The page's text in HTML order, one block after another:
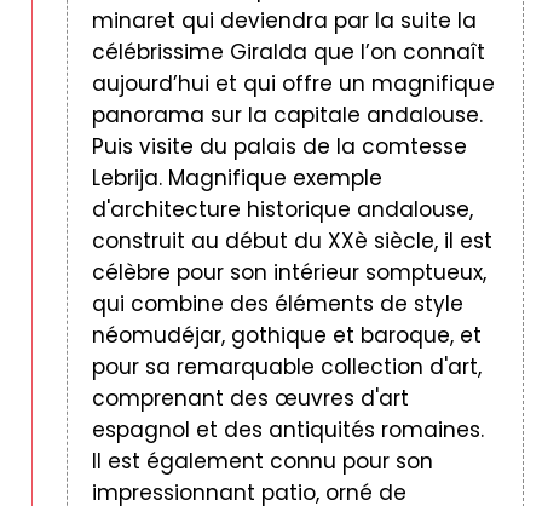
minaret qui deviendra par la suite la
célébrissime Giralda que l’on connaît
aujourd’hui et qui offre un magnifique
panorama sur la capitale andalouse.
Puis visite du palais de la comtesse
Lebrija. Magnifique exemple
d'architecture historique andalouse,
construit au début du XXè siècle, il est
célèbre pour son intérieur somptueux,
qui combine des éléments de style
néomudéjar, gothique et baroque, et
pour sa remarquable collection d'art,
comprenant des œuvres d'art
espagnol et des antiquités romaines.
Il est également connu pour son
impressionnant patio, orné de